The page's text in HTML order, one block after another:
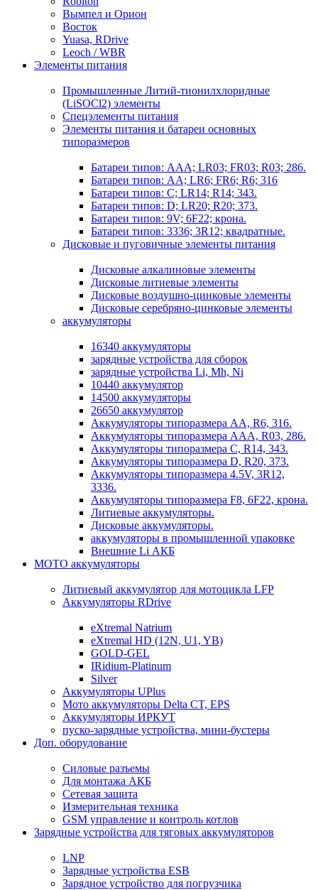
Вымпел и Орион
Восток
Yuasa, RDrive
Leoch / WBR
Элементы питания
Промышленные Литий-тионилхлоридные
(LiSOCl2) элементы
Спецэлементы питания
Элементы питания и батареи основных
типоразмеров
Батареи типов: AAA; LR03; FR03; R03; 286.
Батареи типов: AA; LR6; FR6; R6; 316
Батареи типов: C; LR14; R14; 343.
Батареи типов: D; LR20; R20; 373.
Батареи типов: 9V; 6F22; крона.
Батареи типов: 3336; 3R12; квадратные.
Дисковые и пуговичные элементы питания
Дисковые алкалиновые элементы
Дисковые литиевые элементы
Дисковые воздушно-цинковые элементы
Дисковые серебряно-цинковые элементы
аккумуляторы
16340 аккумуляторы
зарядные устройства для сборок
зарядные устройства Li, Mh, Ni
10440 аккумулятор
14500 аккумуляторы
26650 аккумулятор
Аккумуляторы типоразмера АА, R6, 316.
Аккумуляторы типоразмера ААА, R03, 286.
Аккумуляторы типоразмера С, R14, 343.
Аккумуляторы типоразмера D, R20, 373.
Аккумуляторы типоразмера 4.5V, 3R12,
3336.
Аккумуляторы типоразмера F8, 6F22, крона.
Литиевые аккумуляторы.
Дисковые аккумуляторы.
аккумуляторы в промышленной упаковке
Внешние Li АКБ
МОТО аккумуляторы
Литиевый аккумулятор для мотоцикла LFP
Аккумуляторы RDrive
eXtremal Natrium
eXtremal HD (12N, U1, YB)
GOLD-GEL
IRidium-Platinum
Silver
Аккумуляторы UPlus
Мото аккумуляторы Delta CT, EPS
Аккумуляторы ИРКУТ
пуско-зарядные устройства, мини-бустеры
Доп. оборудование
Силовые разъемы
Для монтажа АКБ
Сетевая защита
Измерительная техника
GSM управление и контроль котлов
Зарядные устройства для тяговых аккумуляторов
LNP
Зарядные устройства ESB
Зарядное устройство для погрузчика